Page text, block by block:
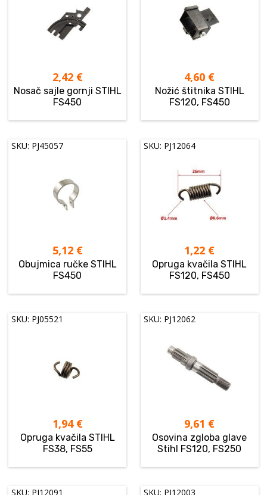
2,42 €
Nosač sajle gornji STIHL
FS450
4,60 €
Nožić štitnika STIHL
FS120, FS450
SKU: PJ45057
5,12 €
Obujmica ručke STIHL
FS450
SKU: PJ12064
1,22 €
Opruga kvačila STIHL
FS120, FS450
SKU: PJ05521
1,94 €
Opruga kvačila STIHL
FS38, FS55
SKU: PJ12062
9,61 €
Osovina zgloba glave
Stihl FS120, FS250
SKU: PJ12091 SKU: PJ12003